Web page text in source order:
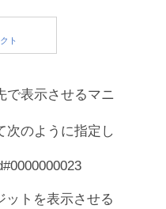
で表示させるマニ
次のように指定し
ットを表示させる